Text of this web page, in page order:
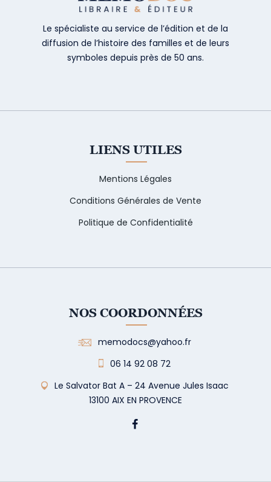
Le spécialiste au service de l’édition et de la
diffusion de l’histoire des familles et de leurs
symboles depuis près de 50 ans.
LIENS UTILES
Mentions Légales
Conditions Générales de Vente
Politique de Confidentialité
NOS COORDONNÉES
memodocs@yahoo.fr
06 14 92 08 72
Le Salvator Bat A – 24 Avenue Jules Isaac
13100 AIX EN PROVENCE